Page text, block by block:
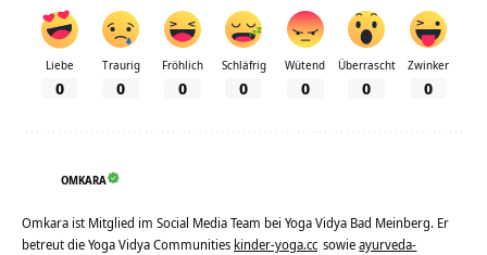
Liebe
0
Traurig
0
Fröhlich
0
Schläfrig
0
Wütend
0
Überrascht
0
Zwinker
0
OMKARA
Omkara ist Mitglied im Social Media Team bei Yoga Vidya Bad Meinberg. Er
betreut die Yoga Vidya Communities kinder-yoga.cc sowieayurveda-